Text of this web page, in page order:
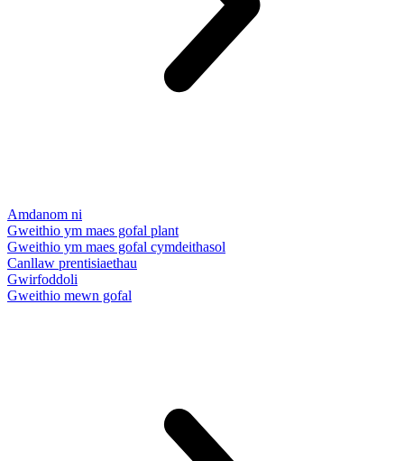
Amdanom ni
Gweithio ym maes gofal plant
Gweithio ym maes gofal cymdeithasol
Canllaw prentisiaethau
Gwirfoddoli
Gweithio mewn gofal